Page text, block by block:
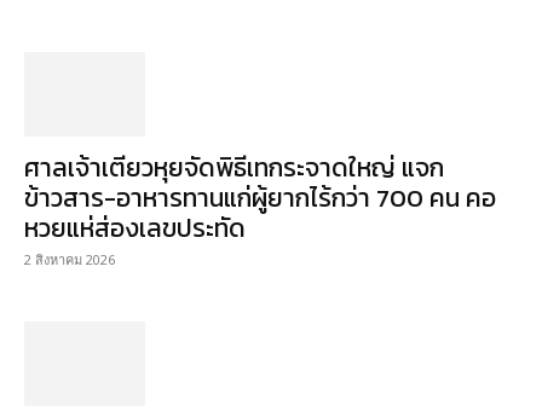
ศาลเจ้าเตียวหุยจัดพิธีเทกระจาดใหญ่ แจก
ข้าวสาร-อาหารทานแก่ผู้ยากไร้กว่า 700 คน คอ
หวยแห่ส่องเลขประทัด
2 สิงหาคม 2026